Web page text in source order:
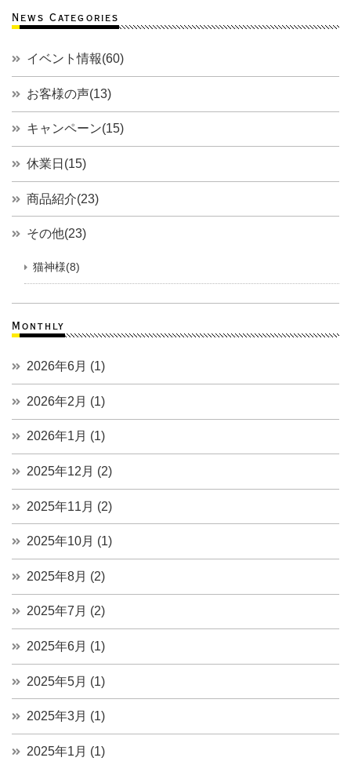
News Categories
イベント情報(60)
お客様の声(13)
キャンペーン(15)
休業日(15)
商品紹介(23)
その他(23)
猫神様(8)
Monthly
2026年6月 (1)
2026年2月 (1)
2026年1月 (1)
2025年12月 (2)
2025年11月 (2)
2025年10月 (1)
2025年8月 (2)
2025年7月 (2)
2025年6月 (1)
2025年5月 (1)
2025年3月 (1)
2025年1月 (1)